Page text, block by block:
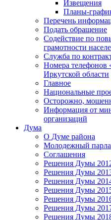
Извещения
Планы-
Перечень
Подать обращение
Содействие по
грамотности
Служба по
Номера телефонов
Иркутской области
Главное
Национальные
Осторожно,
Информация от
организаций
Дума
О Думе района
Молодежный
Соглашения
Решения Думы
Решения Думы
Решения Думы
Решения Думы
Решения Думы
Решения Думы
Решения Думы